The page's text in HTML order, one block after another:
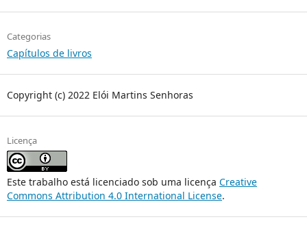
Categorias
Capítulos de livros
Copyright (c) 2022 Elói Martins Senhoras
Licença
Este trabalho está licenciado sob uma licença Creative
Commons Attribution 4.0 International License.